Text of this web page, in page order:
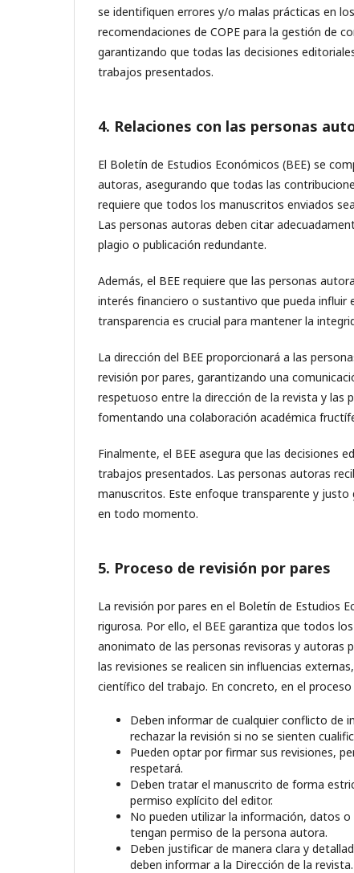
se identifiquen errores y/o malas prácticas en
recomendaciones de COPE para la gestión de
garantizando que todas las decisiones
trabajos presentados.
4. Relaciones con las personas
El Boletín de Estudios Económicos (BEE) se
autoras, asegurando que todas las
requiere que todos los manuscritos enviados
Las personas autoras deben citar
plagio o publicación redundante.
Además, el BEE requiere que las personas
interés financiero o sustantivo que pueda influir
transparencia es crucial para mantener la
La dirección del BEE proporcionará a las
revisión por pares, garantizando una
respetuoso entre la dirección de la revista y
fomentando una colaboración académica
Finalmente, el BEE asegura que las decisiones
trabajos presentados. Las personas autoras
manuscritos. Este enfoque transparente y
en todo momento.
5. Proceso de revisión por pares
La revisión por pares en el Boletín de Estudios
rigurosa. Por ello, el BEE garantiza que todos
anonimato de las personas revisoras y autoras
las revisiones se realicen sin influencias
científico del trabajo. En concreto, en el
Deben informar de cualquier conflicto de
rechazar la revisión si no se sienten
Pueden optar por firmar sus revisiones,
respetará.
Deben tratar el manuscrito de forma
permiso explícito del editor.
No pueden utilizar la información, datos
tengan permiso de la persona autora.
Deben justificar de manera clara y
deben informar a la Dirección de la revista.